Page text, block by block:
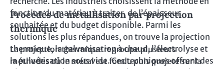
fonction du matériau à traiter, de l’épaisseur
souhaitée et du budget disponible. Parmi les
solutions les plus répandues, on trouve la projection
thermique, la galvanisation à chaud, l’électrolyse et
la pulvérisation sous vide. Ces techniques offrent des
Procédés de métallisation par projection
thermique
La projection thermique regroupe plusieurs
méthodes où le métal est fondu puis projeté sur la